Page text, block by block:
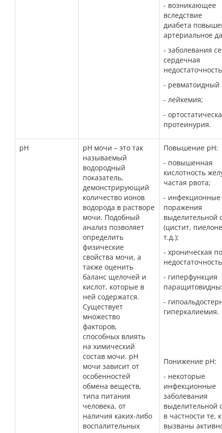
- возникающее
вследствие
диабета
артериальное
- заболевания
сердечная
- ревматоидный
- лейкемия;
-
протеинурия.
рН
рН мочи – это так
называемый
водородный
показатель,
демонстрирующий
количество ионов
водорода в растворе
мочи. Подобный
анализ позволяет
определить
физические
свойства мочи, а
также оценить
баланс щелочей и
кислот, которые в
ней содержатся.
Существует
множество
факторов,
способных влиять
на химический
состав мочи. рН
мочи зависит от
особенностей
обмена веществ,
типа питания
человека, от
наличия каких-либо
воспалительных
Повышение рН:
- повышенная
кислотность
частая рвота;
- инфекционные
поражения
выделительной
(цистит,
т.д.);
- хроническая
- гиперфункция
-
гиперкалиемия.
Понижение рН:
- некоторые
инфекционные
заболевания
выделительной
в частности те,
вызваны